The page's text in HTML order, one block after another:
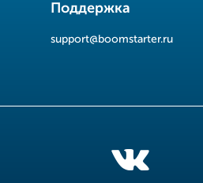
Поддержка
support@boomstarter.ru